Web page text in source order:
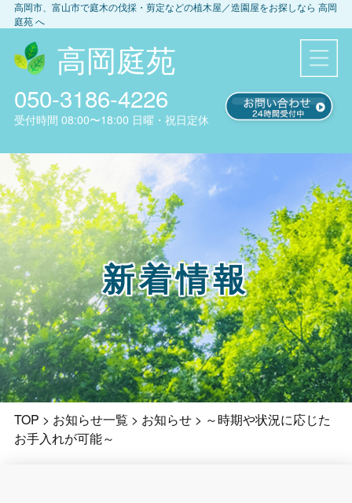
高岡市、富山市で庭木の伐採・剪定などの植木屋／造園屋をお探しなら 高岡
庭苑へ
高岡庭苑
050-3186-4226
受付時間 08:00〜18:00 日曜・祝日定休
新着情報
TOP > お知らせ一覧 > お知らせ> ～時期や状況に応じた
お手入れが可能～